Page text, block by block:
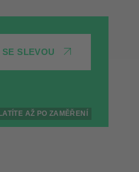
SE SLEVOU
AŽ PO ZAMĚŘENÍ